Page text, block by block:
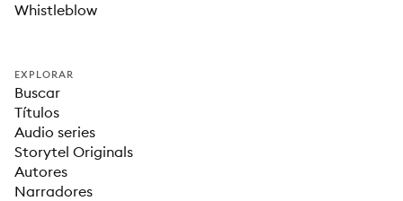
Whistleblow
EXPLORAR
Buscar
Títulos
Audio series
Storytel Originals
Autores
Narradores